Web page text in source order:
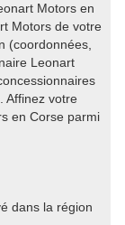
Motors en
Motors de votre
(coordonnées,
Leonart
Affinez votre
en Corse parmi
dans la région